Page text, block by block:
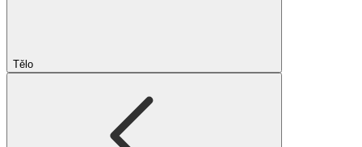
Tělo